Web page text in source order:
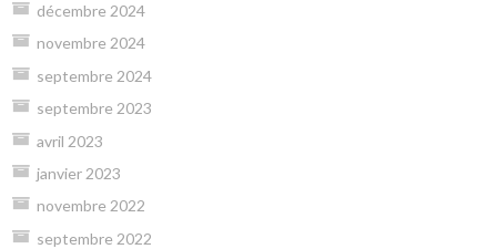
décembre 2024
novembre 2024
septembre 2024
septembre 2023
avril 2023
janvier 2023
novembre 2022
septembre 2022